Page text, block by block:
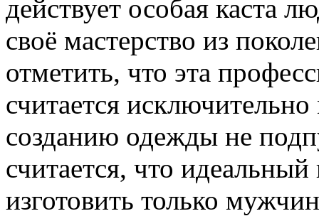
действует особая каста
своё мастерство из
отметить, что эта
считается
созданию одежды не
считается, что
изготовить только